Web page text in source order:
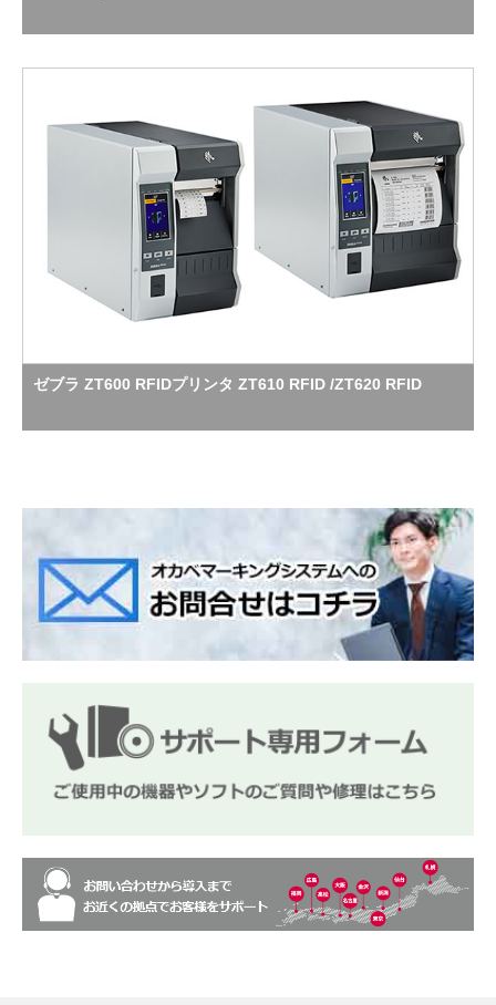
ゼブラ ZT600 RFIDプリンタ ZT610 RFID /ZT620 RFID